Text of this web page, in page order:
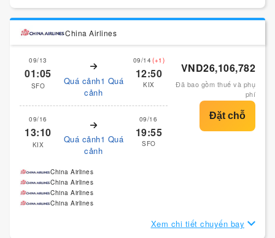
China Airlines
09/13
01:05
SFO
Quá cảnh1 Quá
cảnh
09/14(+1)
12:50
KIX
09/16
13:10
KIX
Quá cảnh1 Quá
cảnh
09/16
19:55
SFO
VND26,106,782
Đã bao gồm thuế và phụ
phí
China Airlines
China Airlines
China Airlines
China Airlines
Xem chi tiết chuyến bay